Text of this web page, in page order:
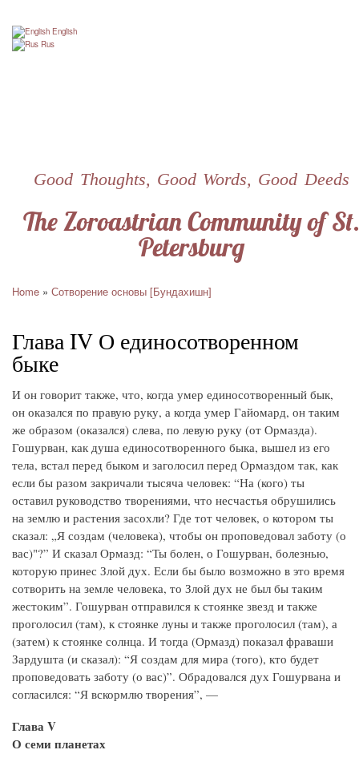
The Zoroastrian Community of St.
Petersburg
Good Thoughts, Good Words, Good Deeds
English
Rus
Home Сотворение основы [Бундахишн]
Глава IV О единосотворенном
быке
И он говорит также, что, когда умер единосотворенный бык,
он оказался по правую руку, а когда умер Гайомард, он таким
же образом (оказался) слева, по левую руку (от Ормазда).
Гошурван, как душа единосотворенного быка, вышел из его
тела, встал перед быком и заголосил перед Ормаздом так, как
если бы разом закричали тысяча человек: “На (кого) ты
оставил руководство творениями, что несчастья обрушились
на землю и растения засохли? Где тот человек, о котором ты
сказал: „Я создам (человека), чтобы он проповедовал заботу (о
вас)"?” И сказал Ормазд: “Ты болен, о Гошурван, болезнью,
которую принес Злой дух. Если бы было возможно в это время
сотворить на земле человека, то Злой дух не был бы таким
жестоким”. Гошурван отправился к стоянке звезд и также
проголосил (там), к стоянке луны и также проголосил (там), а
(затем) к стоянке солнца. И тогда (Ормазд) показал фраваши
Зардушта (и сказал): “Я создам для мира (того), кто будет
проповедовать заботу (о вас)”. Обрадовался дух Гошурвана и
согласился: “Я вскормлю творения”, —
Глава V
О семи планетах